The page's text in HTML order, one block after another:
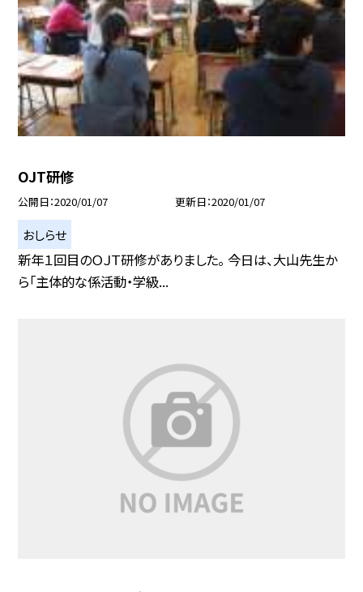
OJT研修
公開日 2020/01/07 更新日 2020/01/07
おしらせ
新年１回目のＯＪＴ研修がありました。 今日は、大山先生か
ら「主体的な係活動・学級...